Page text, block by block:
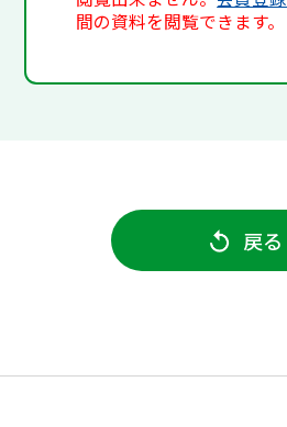
間の資料を閲覧できます。
戻る